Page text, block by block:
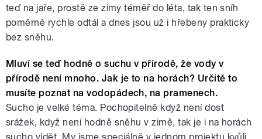
teď na jaře, prostě ze zimy téměř do léta, tak ten sníh
poměrně rychle odtál a dnes jsou už i hřebeny prakticky
bez sněhu.
Mluví se teď hodně o suchu v přírodě, že vody v
přírodě není mnoho. Jak je to na horách? Určitě to
musíte poznat na vodopádech, na pramenech.
Sucho je velké téma. Pochopitelně když není dost
srážek, když není hodně sněhu v zimě, tak je i na horách